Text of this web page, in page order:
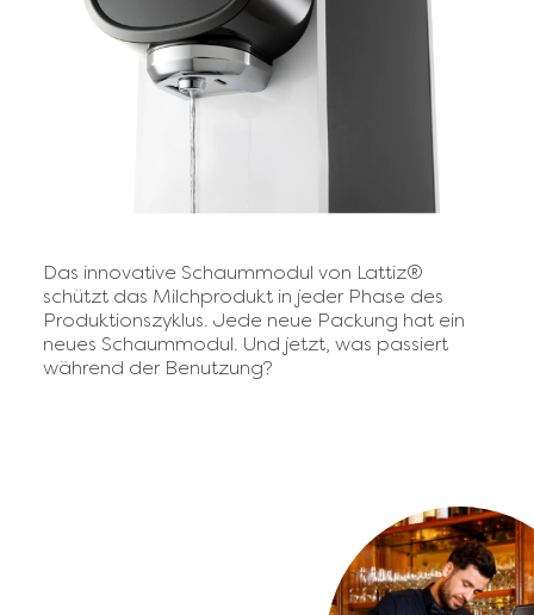
Das innovative Schaummodul von Lattiz®
schützt das Milchprodukt in jeder Phase des
Produktionszyklus. Jede neue Packung hat ein
neues Schaummodul. Und jetzt, was passiert
während der Benutzung?